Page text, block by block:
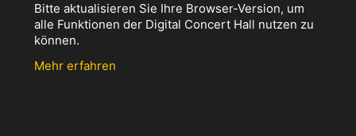
Bitte aktualisieren Sie Ihre Browser-Version, um
alle Funktionen der Digital Concert Hall nutzen zu
können.
Mehr erfahren